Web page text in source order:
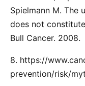
Spielmann M. The
does not
Bull Cancer. 2008.
8. https://
prevention/risk/